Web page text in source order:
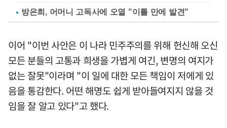
방은희, 어머니 고독사에 오열 "이틀 만에 발견"
이어 "이번 사안은 이 나라 민주주의를 위해 헌신해 오신
모든 분들의 고통과 희생을 가볍게 여긴, 변명의 여지가
없는 잘못"이라며 "이 일에 대한 모든 책임이 저에게 있
음을 통감한다. 어떤 해명도 쉽게 받아들여지지 않을 것
임을 잘 알고 있다"고 했다.